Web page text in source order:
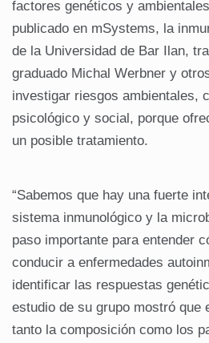
factores genéticos y
publicado en mSystems, la
de la Universidad de Bar Ilan,
graduado Michal Werbner y
investigar riesgos ambientales,
psicológico y social, porque
un posible tratamiento.
“Sabemos que hay una fuerte
sistema inmunológico y la
paso importante para entender
conducir a enfermedades
identificar las respuestas
estudio de su grupo mostró que
tanto la composición como los